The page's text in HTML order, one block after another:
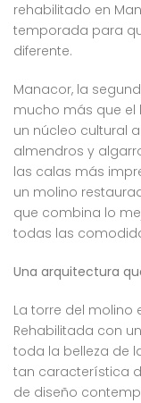
rehabilitado en
temporada para
diferente.
Manacor, la
mucho más que el
un núcleo cultural
almendros y
las calas más
un molino
que combina lo
todas las
Una arquitectura
La torre del molino
Rehabilitada con
toda la belleza de
tan característica
de diseño